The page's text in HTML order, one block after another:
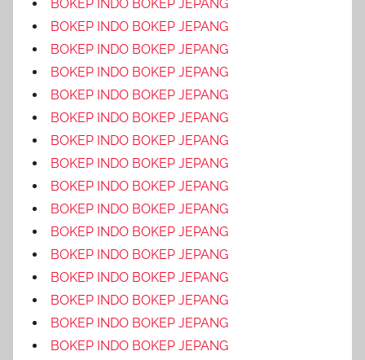
BOKEP INDO BOKEP JEPANG
BOKEP INDO BOKEP JEPANG
BOKEP INDO BOKEP JEPANG
BOKEP INDO BOKEP JEPANG
BOKEP INDO BOKEP JEPANG
BOKEP INDO BOKEP JEPANG
BOKEP INDO BOKEP JEPANG
BOKEP INDO BOKEP JEPANG
BOKEP INDO BOKEP JEPANG
BOKEP INDO BOKEP JEPANG
BOKEP INDO BOKEP JEPANG
BOKEP INDO BOKEP JEPANG
BOKEP INDO BOKEP JEPANG
BOKEP INDO BOKEP JEPANG
BOKEP INDO BOKEP JEPANG
BOKEP INDO BOKEP JEPANG